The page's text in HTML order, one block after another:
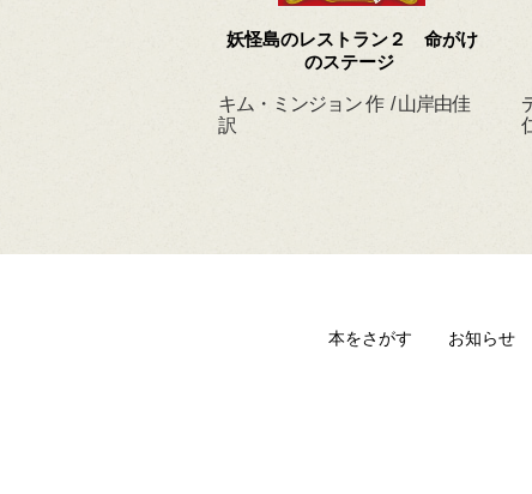
妖怪島のレストラン２ 命がけ
のステージ
キム・ミンジョン 作 / 山岸由佳
訳
本をさがす お知らせ